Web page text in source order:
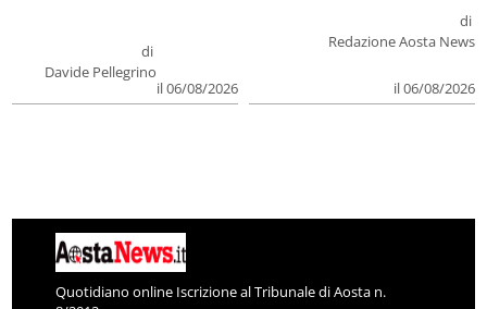
di
Davide Pellegrino
il 06/08/2026
di
Redazione Aosta News
il 06/08/2026
Quotidiano online Iscrizione al Tribunale di Aosta n.